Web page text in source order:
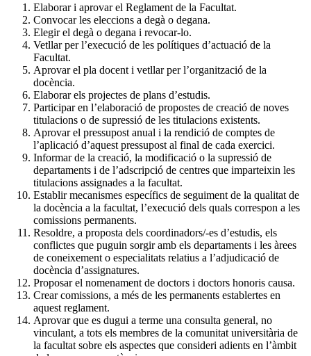
Elaborar i aprovar el Reglament de la Facultat.
Convocar les eleccions a degà o degana.
Elegir el degà o degana i revocar-lo.
Vetllar per l’execució de les polítiques d’actuació de la
Facultat.
Aprovar el pla docent i vetllar per l’organització de la
docència.
Elaborar els projectes de plans d’estudis.
Participar en l’elaboració de propostes de creació de noves
titulacions o de supressió de les titulacions existents.
Aprovar el pressupost anual i la rendició de comptes de
l’aplicació d’aquest pressupost al final de cada exercici.
Informar de la creació, la modificació o la supressió de
departaments i de l’adscripció de centres que imparteixin les
titulacions assignades a la facultat.
Establir mecanismes específics de seguiment de la qualitat de
la docència a la facultat, l’execució dels quals correspon a les
comissions permanents.
Resoldre, a proposta dels coordinadors/-es d’estudis, els
conflictes que puguin sorgir amb els departaments i les àrees
de coneixement o especialitats relatius a l’adjudicació de
docència d’assignatures.
Proposar el nomenament de doctors i doctors honoris causa.
Crear comissions, a més de les permanents establertes en
aquest reglament.
Aprovar que es dugui a terme una consulta general, no
vinculant, a tots els membres de la comunitat universitària de
la facultat sobre els aspectes que consideri adients en l’àmbit